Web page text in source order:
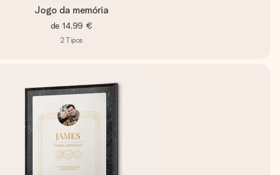
Jogo da memória
de 14,99 €
2 Tipos